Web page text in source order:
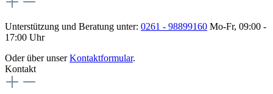
Unterstützung und Beratung unter: 0261 - 98899160 Mo-Fr, 09:00 -
17:00 Uhr
Oder über unserKontaktformular.
Kontakt